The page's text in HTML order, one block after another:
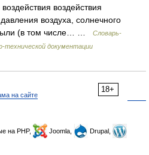
воздействия
воздуха, солнечного
(в том числе… …
Словарь-
технической документации
18+
на сайте
на PHP, Joomla,
Drupal,